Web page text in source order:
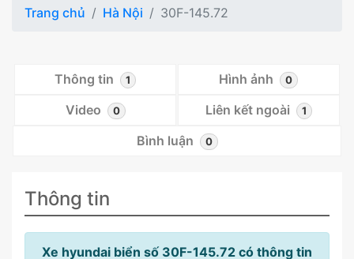
Trang chủ Hà Nội 30F-145.72
Thông tin 1 Hình ảnh 0
Video 0 Liên kết ngoài 1
Bình luận 0
Thông tin
Xe hyundai biển số 30F-145.72 có thông tin